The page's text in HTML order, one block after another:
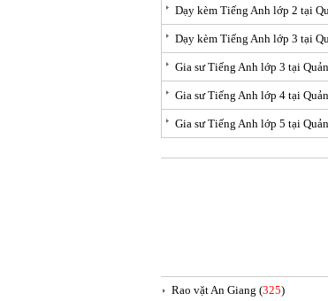
Dạy kèm Tiếng Anh lớp 2 tại
Dạy kèm Tiếng Anh lớp 3 tại
Gia sư Tiếng Anh lớp 3 tại
Gia sư Tiếng Anh lớp 4 tại
Gia sư Tiếng Anh lớp 5 tại
Rao vặt An Giang (325)